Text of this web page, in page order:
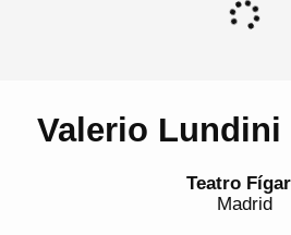
Valerio Lundini
Teatro
Madrid